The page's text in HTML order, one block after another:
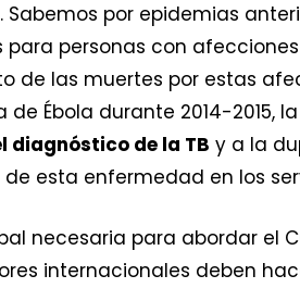
por epidemias
personas con
de las muertes por estas
Ébola durante 2014-2015,
diagnóstico de la TB y a la
esta enfermedad en los
necesaria para abordar el
internacionales deben